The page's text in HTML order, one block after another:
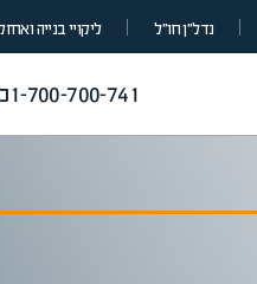
נדל״ן חו״ל ליקויי בנייה
1-700-700-741